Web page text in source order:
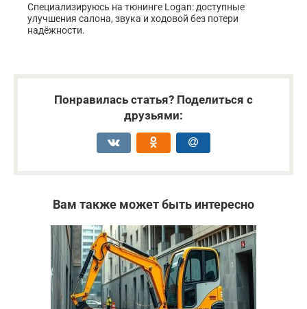
Специализируюсь на тюнинге Logan: доступные
улучшения салона, звука и ходовой без потери
надёжности.
Понравилась статья? Поделиться с
друзьями:
Вам также может быть интересно